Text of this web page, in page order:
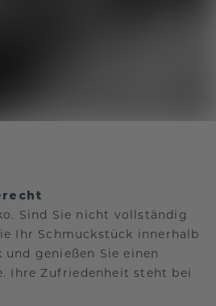
Sind Sie nicht vollständig
Ihr Schmuckstück innerhalb
und genießen Sie einen
Ihre Zufriedenheit steht bei